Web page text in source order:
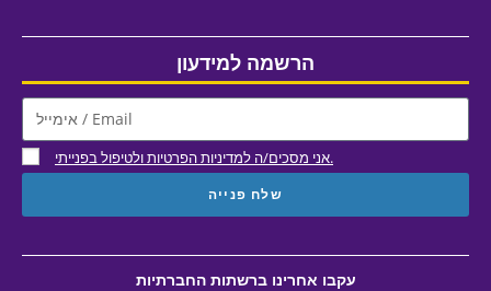
הרשמה למידעון
אני מסכים/ה למדיניות הפרטיות ולטיפול בפנייתי.
שלח פנייה
עקבו אחרינו ברשתות החברתיות